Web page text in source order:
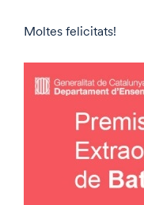
Moltes felicitats!